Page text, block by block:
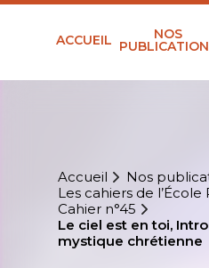
ACCUEIL NOS
Accueil
Nos
Les cahiers de l’École
Cahier n°45
Le ciel est en toi,
mystique chrétienne